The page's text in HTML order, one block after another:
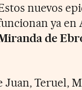
nuevos
ya en
de
Juan, Teruel,